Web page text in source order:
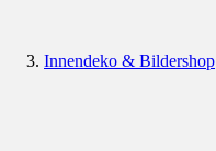
Innendeko & Bildershop